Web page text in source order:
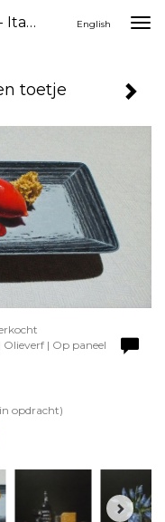
Roman En Henriëtte Reisinger - Italiaans Aardbeien Toetje English
toetje
| Op paneel
opdracht)